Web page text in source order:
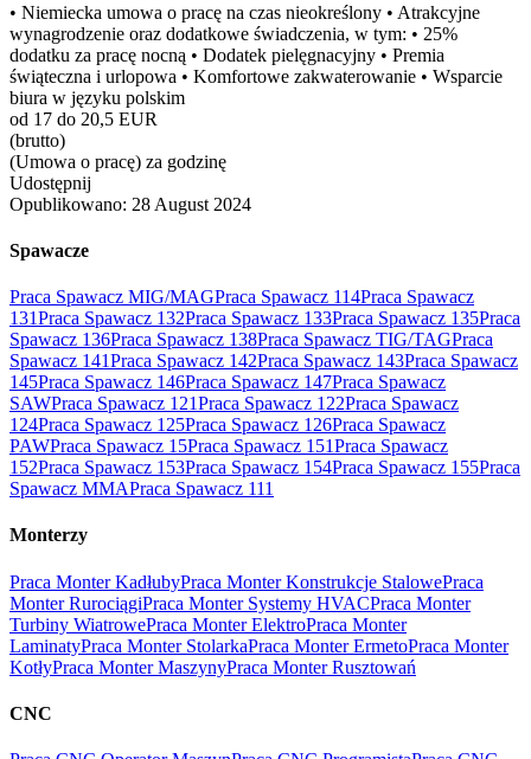
• Niemiecka umowa o pracę na czas nieokreślony • Atrakcyjne
wynagrodzenie oraz dodatkowe świadczenia, w tym: • 25%
dodatku za pracę nocną • Dodatek pielęgnacyjny • Premia
świąteczna i urlopowa • Komfortowe zakwaterowanie • Wsparcie
biura w języku polskim
od 17 do 20,5 EUR
(brutto)
(Umowa o pracę) za godzinę
Udostępnij
Opublikowano: 28 August 2024
Spawacze
Praca Spawacz MIG/MAGPraca Spawacz 114Praca Spawacz
131Praca Spawacz 132Praca Spawacz 133Praca Spawacz 135Praca
Spawacz 136Praca Spawacz 138Praca Spawacz TIG/TAGPraca
Spawacz 141Praca Spawacz 142Praca Spawacz 143Praca Spawacz
145Praca Spawacz 146Praca Spawacz 147Praca Spawacz
SAWPraca Spawacz 121Praca Spawacz 122Praca Spawacz
124Praca Spawacz 125Praca Spawacz 126Praca Spawacz
PAWPraca Spawacz 15Praca Spawacz 151Praca Spawacz
152Praca Spawacz 153Praca Spawacz 154Praca Spawacz 155Praca
Spawacz MMAPraca Spawacz 111
Monterzy
Praca Monter KadłubyPraca Monter Konstrukcje StalowePraca
Monter RurociągiPraca Monter Systemy HVACPraca Monter
Turbiny WiatrowePraca Monter ElektroPraca Monter
LaminatyPraca Monter StolarkaPraca Monter ErmetoPraca Monter
KotłyPraca Monter MaszynyPraca Monter Rusztowań
CNC